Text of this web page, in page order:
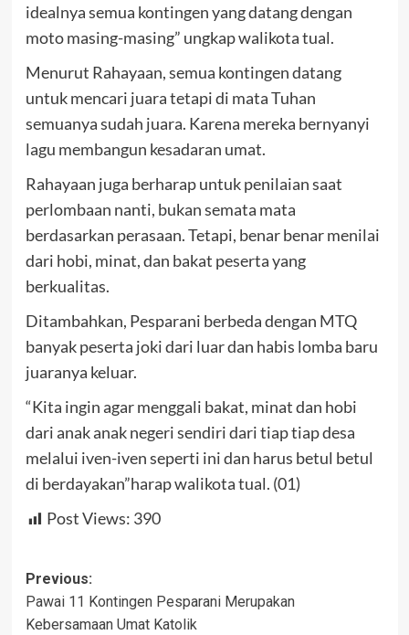
idealnya semua kontingen yang datang dengan
moto masing-masing” ungkap walikota tual.
Menurut Rahayaan, semua kontingen datang
untuk mencari juara tetapi di mata Tuhan
semuanya sudah juara. Karena mereka bernyanyi
lagu membangun kesadaran umat.
Rahayaan juga berharap untuk penilaian saat
perlombaan nanti, bukan semata mata
berdasarkan perasaan. Tetapi, benar benar menilai
dari hobi, minat, dan bakat peserta yang
berkualitas.
Ditambahkan, Pesparani berbeda dengan MTQ
banyak peserta joki dari luar dan habis lomba baru
juaranya keluar.
“Kita ingin agar menggali bakat, minat dan hobi
dari anak anak negeri sendiri dari tiap tiap desa
melalui iven-iven seperti ini dan harus betul betul
di berdayakan”harap walikota tual. (01)
Post Views: 390
Post
navigation
Previous:
Pawai 11 Kontingen Pesparani Merupakan
Kebersamaan Umat Katolik